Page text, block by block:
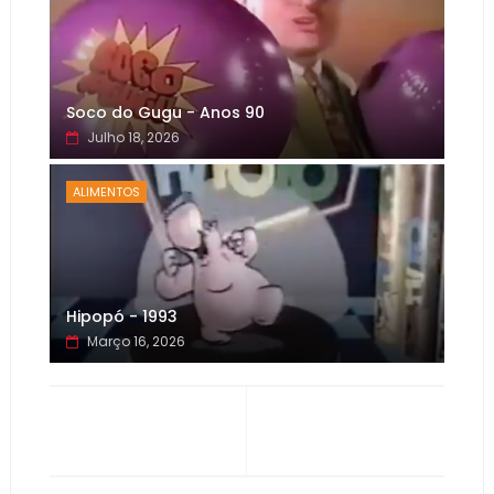
Soco do Gugu - Anos 90
Julho 18, 2026
ALIMENTOS
Hipopó - 1993
Março 16, 2026